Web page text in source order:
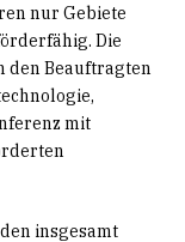
nur Gebiete
Die
den Beauftragten
mit
insgesamt